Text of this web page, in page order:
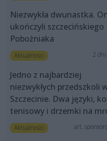
Niezwykła dwunastka.
ukończyli szczecińskiego
Pobożniaka
Aktualności 2
Jedno z najbardziej
niezwykłych przedszkoli
Szczecinie. Dwa języki,
tenisowy i drzemki na
Aktualności art.